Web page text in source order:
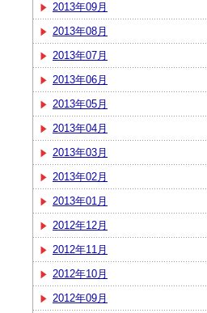
2013年09月
2013年08月
2013年07月
2013年06月
2013年05月
2013年04月
2013年03月
2013年02月
2013年01月
2012年12月
2012年11月
2012年10月
2012年09月